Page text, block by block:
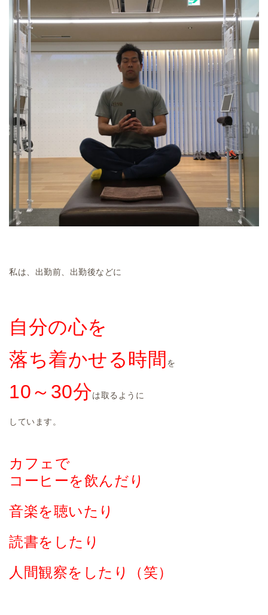
私は、出勤前、出勤後などに
自分の心を
落ち着かせる時間 を
10～30分は取るように
しています。
カフェで
コーヒーを飲んだり
音楽を聴いたり
読書をしたり
人間観察をしたり（笑）